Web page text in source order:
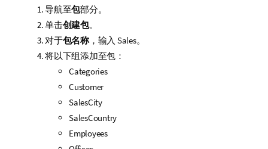
导航至包部分。
单击创建包。
对于包名称，输入 Sales。
将以下组添加至包：
Categories
Customer
SalesCity
SalesCountry
Employees